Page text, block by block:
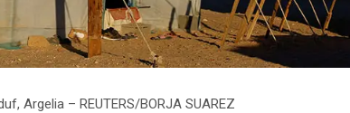
Argelia – REUTERS/BORJA SUAREZ